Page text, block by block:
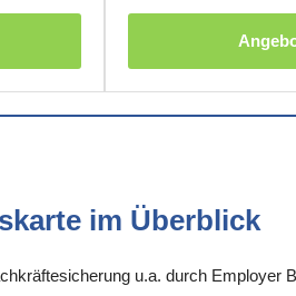
im Überblick
u.a. durch Employer